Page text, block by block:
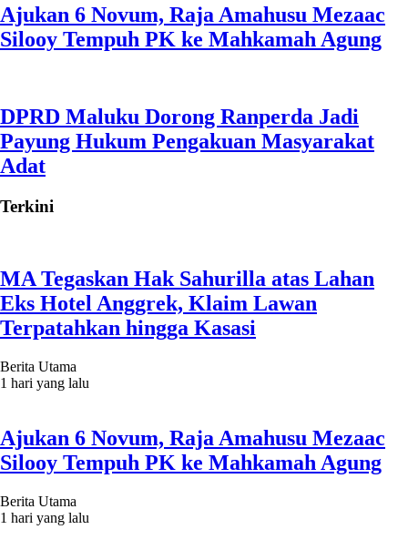
Ajukan 6 Novum, Raja Amahusu Mezaac
Silooy Tempuh PK ke Mahkamah Agung
DPRD Maluku Dorong Ranperda Jadi
Payung Hukum Pengakuan Masyarakat
Adat
Terkini
MA Tegaskan Hak Sahurilla atas Lahan
Eks Hotel Anggrek, Klaim Lawan
Terpatahkan hingga Kasasi
Berita Utama
1 hari yang lalu
Ajukan 6 Novum, Raja Amahusu Mezaac
Silooy Tempuh PK ke Mahkamah Agung
Berita Utama
1 hari yang lalu